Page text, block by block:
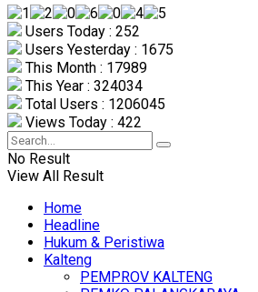
Users Today : 252
Users Yesterday : 1675
This Month : 17989
This Year : 324034
Total Users : 1206045
Views Today : 422
No Result
View All Result
Home
Headline
Hukum & Peristiwa
Kalteng
PEMPROV KALTENG